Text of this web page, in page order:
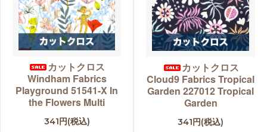
カットクロス
Windham Fabrics
Playground 51541-X In
the Flowers Multi
341円(税込)
カットクロス
Cloud9 Fabrics Tropical
Garden 227012 Tropical
Garden
341円(税込)